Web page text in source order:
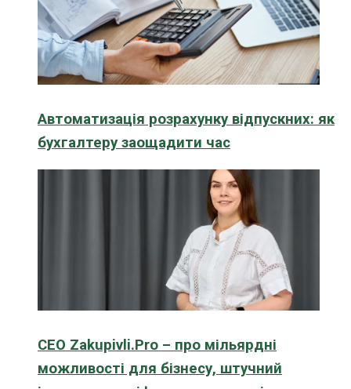
Автоматизація розрахунку відпускних: як
бухгалтеру заощадити час
CEO Zakupivli.Pro – про мільярдні
можливості для бізнесу, штучний